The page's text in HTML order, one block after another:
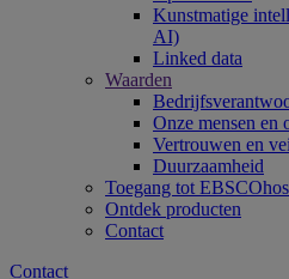
Kunstmatige
AI)
Linked data
Waarden
Onze mensen en
Vertrouwen en
Duurzaamheid
Toegang tot
Ontdek producten
Contact
Contact